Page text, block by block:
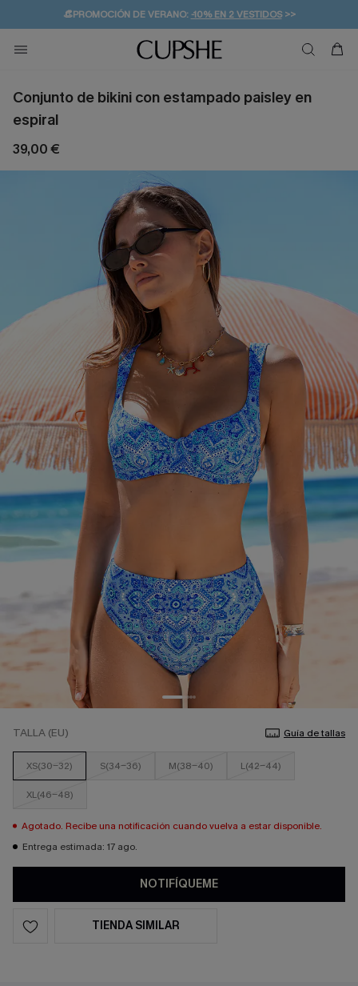
👒PROMOCIÓN DE VERANO:-10% EN 2 VESTIDOS>>
💌¡SUSCRIBIRSE & GANAR -10% EXTRA!
🚚ENVÍO GRATUITO A PARTIR DE 49 € >>
Conjunto de bikini con estampado paisley en
espiral
39,00 €
TALLA (EU) Guía de tallas
XS(30-32) S(34-36) M(38-40) L(42-44)
XL(46-48)
Agotado. Recibe una notificación cuando vuelva a estar disponible.
Entrega estimada: 17 ago.
NOTIFÍQUEME
TIENDA SIMILAR